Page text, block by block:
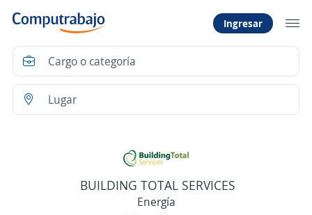
Ingresar
BUILDING TOTAL SERVICES
Energía